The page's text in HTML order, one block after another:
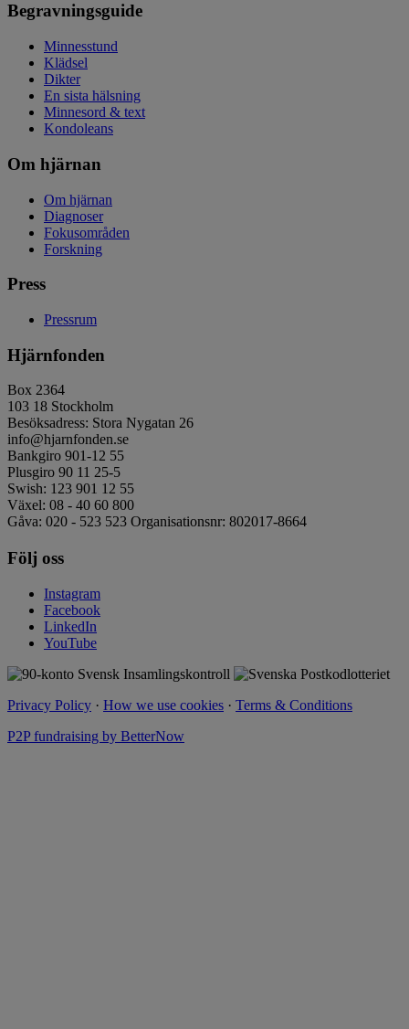
Begravningsguide
Minnesstund
Klädsel
Dikter
En sista hälsning
Minnesord & text
Kondoleans
Om hjärnan
Om hjärnan
Diagnoser
Fokusområden
Forskning
Press
Pressrum
Hjärnfonden
Box 2364
103 18 Stockholm
Besöksadress: Stora Nygatan 26
info@hjarnfonden.se
Bankgiro 901-12 55
Plusgiro 90 11 25-5
Swish: 123 901 12 55
Växel: 08 - 40 60 800
Gåva: 020 - 523 523 Organisationsnr: 802017-8664
Följ oss
Instagram
Facebook
LinkedIn
YouTube
Privacy Policy · How we use cookies · Terms & Conditions
P2P fundraising by BetterNow